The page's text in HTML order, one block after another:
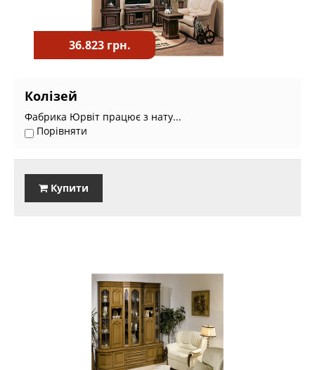
36.823 грн.
Колізей
Фабрика Юрвіт працює з нату...
Порівняти
Купити